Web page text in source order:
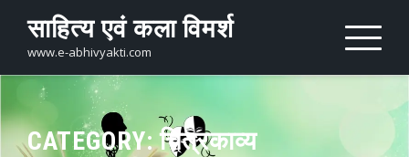
content
साहित्य एवं कला विमर्श
www.e-abhivyakti.com
CATEGORY:चित्रकाव्य